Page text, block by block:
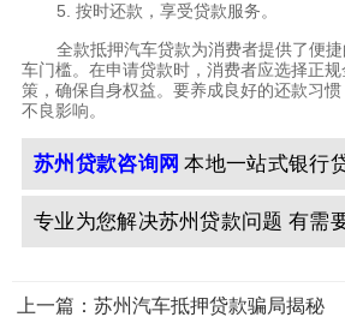
5. 按时还款，享受贷款服务。
全款抵押汽车贷款为消费者提供了便
车门槛。在申请贷款时，消费者应选择正
策，确保自身权益。要养成良好的还款习
不良影响。
苏州贷款咨询网 本地一站式银行
专业为您解决苏州贷款问题 有需
上一篇：苏州汽车抵押贷款骗局揭秘